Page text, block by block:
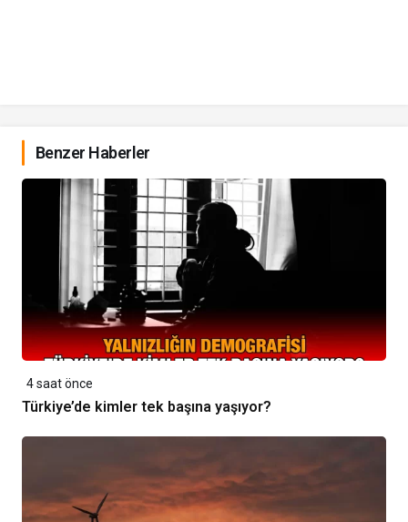
Benzer Haberler
4 saat önce
Türkiye’de kimler tek başına yaşıyor?